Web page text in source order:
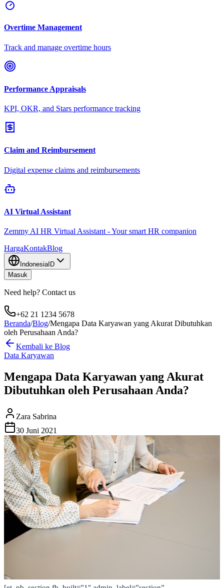
Overtime Management
Track and manage overtime hours
Performance Appraisals
KPI, OKR, and Stars performance tracking
Claim and Reimbursement
Digital expense claims and reimbursements
AI Virtual Assistant
Zemmy AI HR Virtual Assistant - Your smart HR companion
HargaKontakBlog
IndonesiaID
Masuk
Need help? Contact us
+62 21 1234 5678
Beranda/Blog/Mengapa Data Karyawan yang Akurat Dibutuhkan
oleh Perusahaan Anda?
Kembali ke Blog
Data Karyawan
Mengapa Data Karyawan yang Akurat
Dibutuhkan oleh Perusahaan Anda?
Zara Sabrina
30 Juni 2021